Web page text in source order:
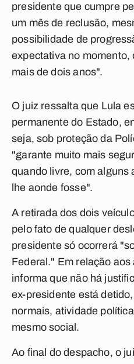
presidente que cumpre
um mês de reclusão,
possibilidade de
expectativa no
mais de dois anos".
O juiz ressalta que Lula
permanente do Estado,
seja, sob proteção da
"garante muito mais
quando livre, com alguns
lhe aonde fosse".
A retirada dos dois
pelo fato de qualquer
presidente só ocorrerá
Federal." Em relação
informa que não há
ex-presidente está
normais, atividade
mesmo social.
Ao final do despacho, o